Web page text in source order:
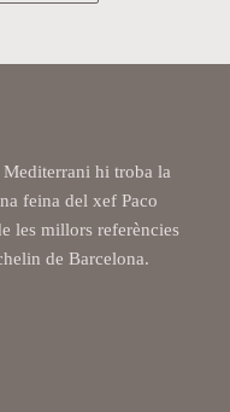
Mediterrani hi troba la
feina del xef Paco
les millors referències
de Barcelona.